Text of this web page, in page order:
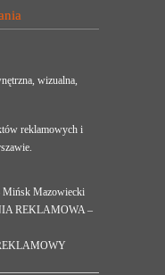
wizualna,
reklamowych i
Mazowiecki
REKLAMOWA –